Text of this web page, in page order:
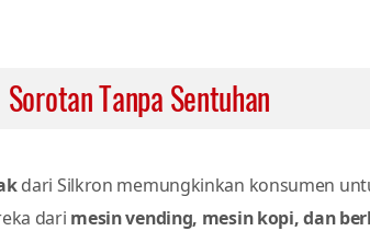
Sorotan Tanpa Sentuhan
dari Silkron memungkinkan konsumen
dari mesin vending, mesin kopi, dan